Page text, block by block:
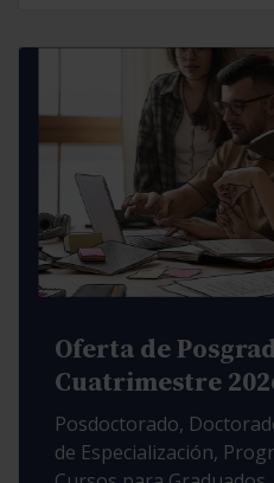
Oferta de
Cuatrimestre
Posdoctorado,
de Especialización,